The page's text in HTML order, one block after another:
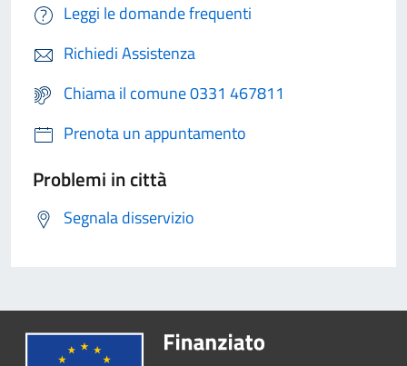
Leggi le domande frequenti
Richiedi Assistenza
Chiama il comune 0331 467811
Prenota un appuntamento
Problemi in città
Segnala disservizio